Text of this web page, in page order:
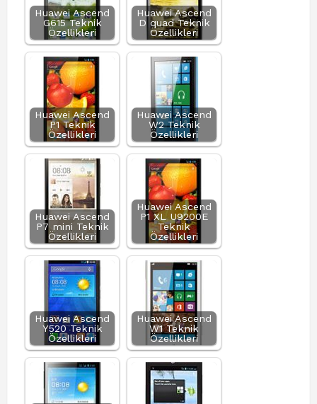
Huawei Ascend
G615 Teknik
Özellikleri
Huawei Ascend
D quad Teknik
Özellikleri
Huawei Ascend
P1 Teknik
Özellikleri
Huawei Ascend
W2 Teknik
Özellikleri
Huawei Ascend
P7 mini Teknik
Özellikleri
Huawei Ascend
P1 XL U9200E
Teknik
Özellikleri
Huawei Ascend
Y520 Teknik
Özellikleri
Huawei Ascend
W1 Teknik
Özellikleri